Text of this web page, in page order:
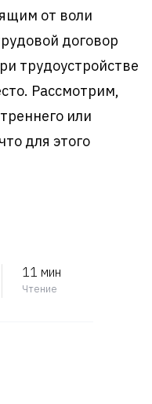
от воли
договор
трудоустройстве
Рассмотрим,
или
для этого
11 мин
Чтение